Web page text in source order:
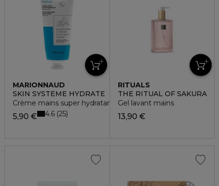
MARIONNAUD
SKIN SYSTÈME HYDRATE
Crème mains super hydratante
5,90 € 4.6 25
RITUALS
THE RITUAL OF SAKURA
Gel lavant mains
13,90 €